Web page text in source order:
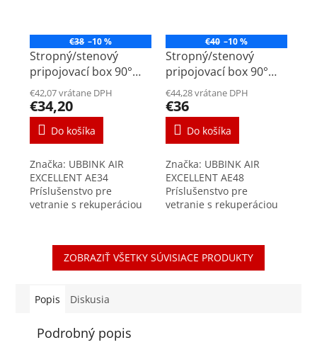
€38 –10 %
Stropný/stenový
pripojovací box 90°
DN75mm na ventil
125mm
€42,07 vrátane DPH
€34,20
Do košíka
Značka: UBBINK AIR
EXCELLENT AE34
Príslušenstvo pre
vetranie s rekuperáciou
DN125mm je súčasťou
vysokokvalitného
rozvodného systému...
€40 –10 %
Stropný/stenový
pripojovací box 90°
DN90mm na ventil
125mm
€44,28 vrátane DPH
€36
Do košíka
Značka: UBBINK AIR
EXCELLENT AE48
Príslušenstvo pre
vetranie s rekuperáciou
DN125mm je súčasťou
vysokokvalitného
rozvodného systému...
ZOBRAZIŤ VŠETKY SÚVISIACE PRODUKTY
Popis Diskusia
Podrobný popis